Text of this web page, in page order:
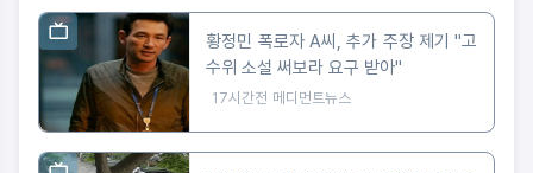
황정민 폭로자 A씨, 추가 주장 제기 "고
수위 소설 써보라 요구 받아"
17시간전 메디먼트뉴스